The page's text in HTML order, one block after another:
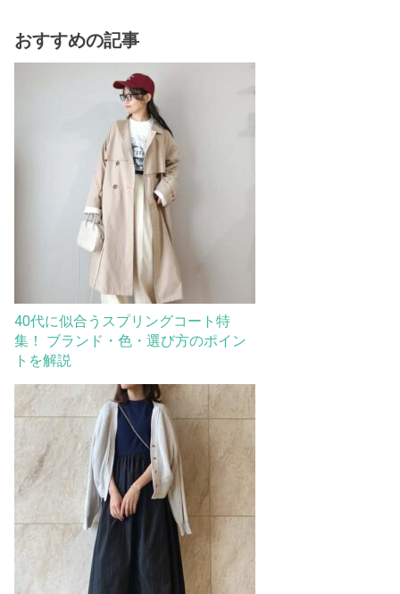
おすすめの記事
40代に似合うスプリングコート特
集！ ブランド・色・選び方のポイン
トを解説